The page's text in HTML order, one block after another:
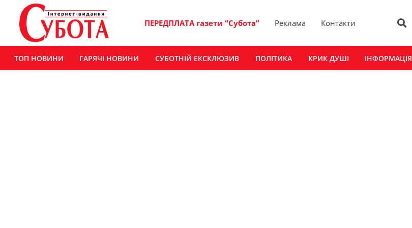
ПЕРЕДПЛАТА газети “Субота” Реклама Контакти
ТОП НОВИНИ ГАРЯЧІ НОВИНИ СУБОТНІЙ ЕКСКЛЮЗИВ ПОЛІТИКА КРИК ДУШІ ІНФОРМАЦІЯ